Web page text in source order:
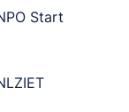
Start